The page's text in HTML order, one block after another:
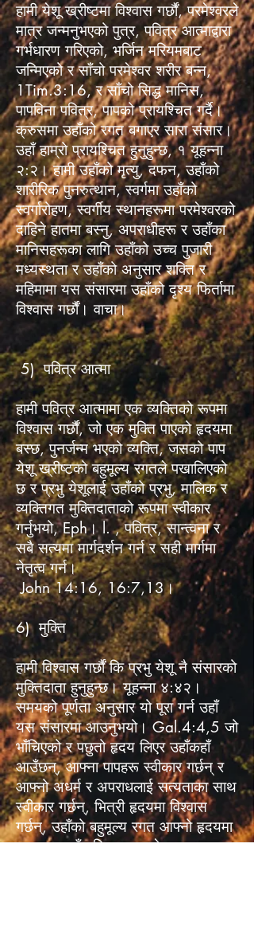
हामी येशू ख्रीष्टमा विश्वास गर्छौं, परमेश्वरले
मात्र जन्मनुभएको पुत्र, पवित्र आत्माद्वारा
गर्भधारण गरिएको, भर्जिन मरियमबाट
जन्मिएको र साँचो परमेश्वर शरीर बन्न,
1Tim.3:16, र साँचो सिद्ध मानिस,
पापविना पवित्र, पापको प्रायश्चित गर्दै।
क्रुसमा उहाँको रगत बगाएर सारा संसार।
उहाँ हाम्रो प्रायश्चित हुनुहुन्छ, १ यूहन्ना
२:२। हामी उहाँको मृत्यु, दफन, उहाँको
शारीरिक पुनरुत्थान, स्वर्गमा उहाँको
स्वर्गारोहण, स्वर्गीय स्थानहरूमा परमेश्वरको
दाहिने हातमा बस्नु, अपराधीहरू र उहाँका
मानिसहरूका लागि उहाँको उच्च पुजारी
मध्यस्थता र उहाँको अनुसार शक्ति र
महिमामा यस संसारमा उहाँको दृश्य फिर्तामा
विश्वास गर्छौं। वाचा।
5) पवित्र आत्मा
हामी पवित्र आत्मामा एक व्यक्तिको रूपमा
विश्वास गर्छौं, जो एक मुक्ति पाएको हृदयमा
बस्छ, पुनर्जन्म भएको व्यक्ति, जसको पाप
येशू ख्रीष्टको बहुमूल्य रगतले पखालिएको
छ र प्रभु येशूलाई उहाँको प्रभु, मालिक र
व्यक्तिगत मुक्तिदाताको रूपमा स्वीकार
गर्नुभयो, Eph। l. , पवित्र, सान्त्वना र
सबै सत्यमा मार्गदर्शन गर्न र सही मार्गमा
नेतृत्व गर्न।
John 14:16, 16:7,13।
6) मुक्ति
हामी विश्वास गर्छौं कि प्रभु येशू नै संसारको
मुक्तिदाता हुनुहुन्छ। यूहन्ना ४:४२।
समयको पूर्णता अनुसार यो पूरा गर्न उहाँ
यस संसारमा आउनुभयो। Gal.4:4,5 जो
भाँचिएको र पछुतो हृदय लिएर उहाँकहाँ
आउँछन्, आफ्ना पापहरू स्वीकार गर्छन् र
आफ्नो अधर्म र अपराधलाई सत्यताका साथ
स्वीकार गर्छन्, भित्री हृदयमा विश्वास
गर्छन्, उहाँको बहुमूल्य रगत आफ्नो हृदयमा
राख्छन्, उहाँ मुक्ति पाउनुहुनेछ।